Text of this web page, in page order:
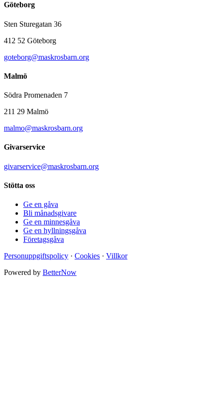
Göteborg
Sten Sturegatan 36
412 52 Göteborg
goteborg@maskrosbarn.org
Malmö
Södra Promenaden 7
211 29 Malmö
malmo@maskrosbarn.org
Givarservice
givarservice@maskrosbarn.org
Stötta oss
Ge en gåva
Bli månadsgivare
Ge en minnesgåva
Ge en hyllningsgåva
Företagsgåva
Personuppgiftspolicy · Cookies · Villkor
Powered by BetterNow